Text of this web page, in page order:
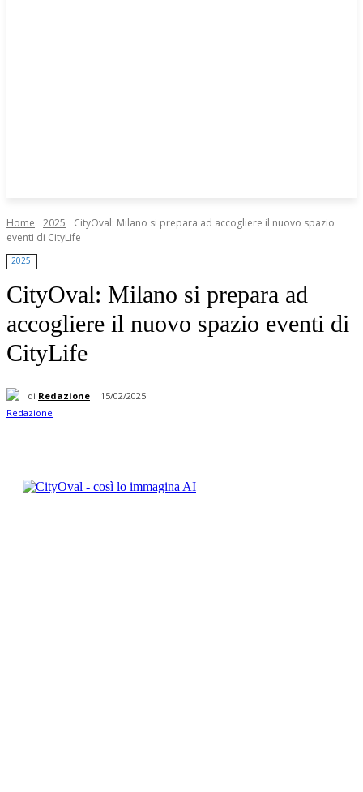
Home 2025
CityOval: Milano si prepara ad accogliere il nuovo spazio
eventi di CityLife
2025
CityOval: Milano si prepara ad
accogliere il nuovo spazio eventi di
CityLife
di Redazione 15/02/2025